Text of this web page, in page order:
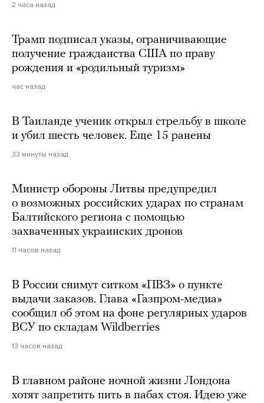
2 часа назад
Трамп подписал указы, ограничивающие
получение гражданства США по праву
рождения и «родильный туризм»
час назад
В Таиланде ученик открыл стрельбу в школе
и убил шесть человек. Еще 15 ранены
33 минуты назад
Министр обороны Литвы предупредил
о возможных российских ударах по странам
Балтийского региона с помощью
захваченных украинских дронов
11 часов назад
В России снимут ситком «ПВЗ» о пункте
выдачи заказов. Глава «Газпром-медиа»
сообщил об этом на фоне регулярных ударов
ВСУ по складам Wildberries
13 часов назад
В главном районе ночной жизни Лондона
хотят запретить пить в пабах стоя. Идею уже